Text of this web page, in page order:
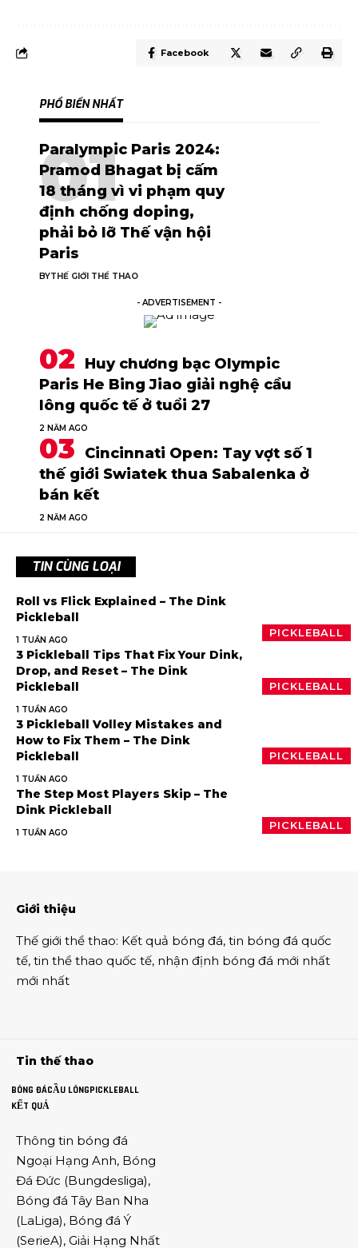
Facebook
PHỔ BIẾN NHẤT
Paralympic Paris 2024:
Pramod Bhagat bị cấm
18 tháng vì vi phạm quy
định chống doping,
phải bỏ lỡ Thế vận hội
Paris
BYTHẾ GIỚI THỂ THAO
- ADVERTISEMENT -
Huy chương bạc Olympic
Paris He Bing Jiao giải nghệ cầu
lông quốc tế ở tuổi 27
2 NĂM AGO
Cincinnati Open: Tay vợt số 1
thế giới Swiatek thua Sabalenka ở
bán kết
2 NĂM AGO
TIN CÙNG LOẠI
PICKLEBALL
Roll vs Flick Explained – The Dink
Pickleball
1 TUẦN AGO
PICKLEBALL
3 Pickleball Tips That Fix Your Dink,
Drop, and Reset – The Dink
Pickleball
1 TUẦN AGO
PICKLEBALL
3 Pickleball Volley Mistakes and
How to Fix Them – The Dink
Pickleball
1 TUẦN AGO
PICKLEBALL
The Step Most Players Skip – The
Dink Pickleball
1 TUẦN AGO
Giới thiệu
Thế giới thể thao: Kết quả bóng đá, tin bóng đá quốc
tế, tin thể thao quốc tế, nhận định bóng đá mới nhất
mới nhất
Tin thế thao
BÓNG ĐÁCẦU LÔNGPICKLEBALL
KẾT QUẢ
Thông tin bóng đá
Ngoại Hạng Anh, Bóng
Đá Đức (Bungdesliga),
Bóng đá Tây Ban Nha
(LaLiga), Bóng đá Ý
(SerieA), Giải Hạng Nhất